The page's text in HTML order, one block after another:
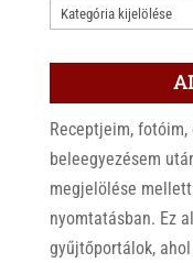
KATEGÓRIÁK
Receptjeim,
beleegyezésem
megjelölése
nyomtatásban. Ez
gyűjtőportálok,